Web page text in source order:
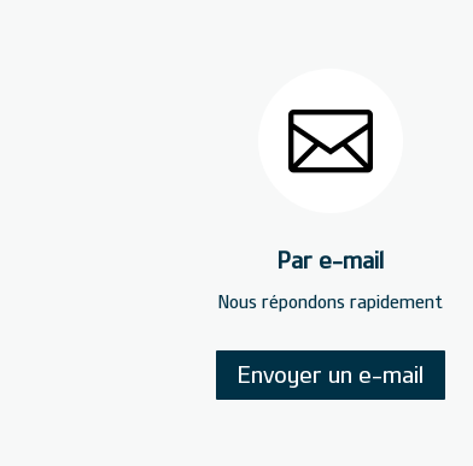

Par e-mail
Nous répondons rapidement
Envoyer un e-mail